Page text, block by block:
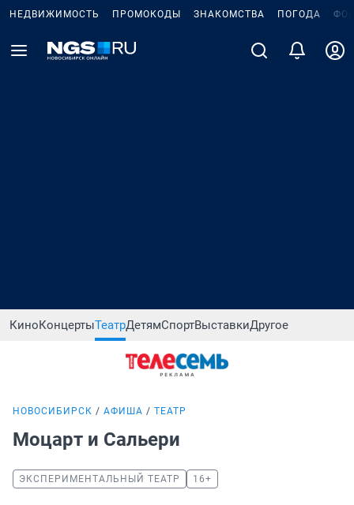
НЕДВИЖИМОСТЬ ПРОМОКОДЫ ЗНАКОМСТВА ПОГОДА
КиноКонцертыТеатрДетямСпортВыставкиДругое
НОВОСИБИРСК АФИША ТЕАТР
Моцарт и Сальери
ЭКСПЕРИМЕНТАЛЬНЫЙ ТЕАТР 16+